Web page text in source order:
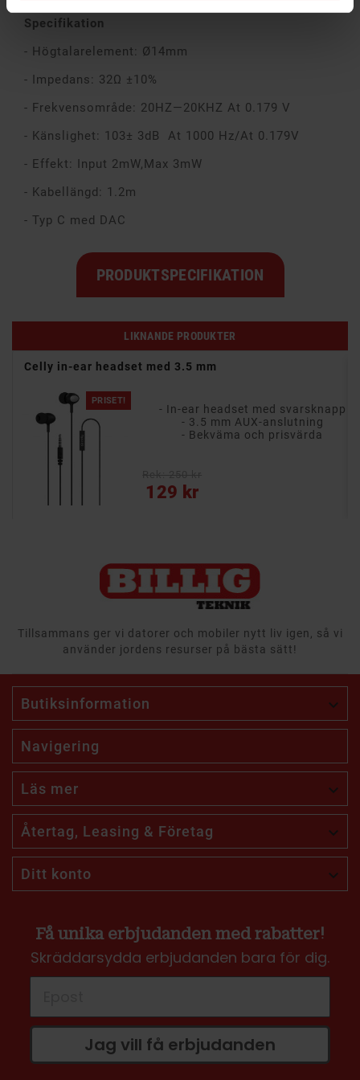
Specifikation
- Högtalarelement: Ø14mm
- Impedans: 32Ω ±10%
- Frekvensområde: 20HZ—20KHZ At 0.179 V
- Känslighet: 103± 3dB At 1000 Hz/At 0.179V
- Effekt: Input 2mW,Max 3mW
- Kabellängd: 1.2m
- Typ C med DAC
PRODUKTSPECIFIKATION
LIKNANDE PRODUKTER
Celly in-ear headset med 3.5 mm
PRISET!
- In-ear headset med svarsknapp
- 3.5 mm AUX-anslutning
- Bekväma och prisvärda
129 kr
Pris
Tillsammans ger vi datorer och mobiler nytt liv igen, så vi
använder jordens resurser på bästa sätt!
Butiksinformation 
Navigering
Läs mer 
Återtag, Leasing & Företag 
Ditt konto 
Få unika erbjudanden med rabatter!
Skräddarsydda erbjudanden bara för dig.
Jag vill få erbjudanden